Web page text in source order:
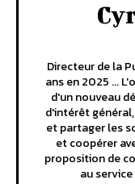
Directeur de la
ans en 2025 ...
d'un nouveau
d'intérêt
et partager les
et coopérer
proposition de
au